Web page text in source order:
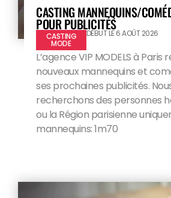
CASTING MANNEQUINS/
POUR PUBLICITÉS
CASTING
MODE
DÉBUT LE 6 AOÛT 2026
L’agence VIP MODELS à Paris
nouveaux mannequins et
ses prochaines publicités.
recherchons des personnes
ou la Région parisienne
mannequins: 1m70